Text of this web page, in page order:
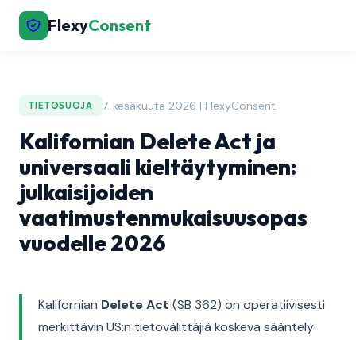
FlexyConsent
TIETOSUOJA 7. kesäkuuta 2026 | FlexyConsent
Kalifornian Delete Act ja
universaali kieltäytyminen:
julkaisijoiden
vaatimustenmukaisuusopas
vuodelle 2026
Kalifornian Delete Act (SB 362) on operatiivisesti
merkittävin US:n tietovälittäjiä koskeva sääntely